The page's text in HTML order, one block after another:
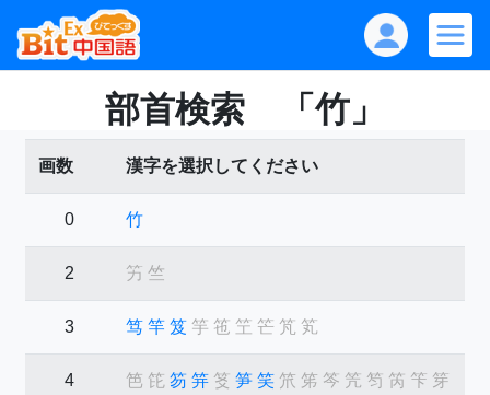
部首検索 「竹」
画数 漢字を選択してください
0 竹
2 竻 竺
3 笃 竿 笈 竽 竾 笁 笀 竼 笂
4 笆 笓 笏 笄 笅 笋 笑 笊 笫 笒 笐 笉 笍 笇 笌